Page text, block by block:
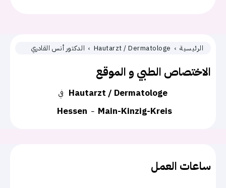
الرئيسية Hautarzt / Dermatologe الدكتور أنس القادري
الاختصاص الطبي و الموقع
في Hautarzt / Dermatologe
Hessen
Main-Kinzig-Kreis
ساعات العمل